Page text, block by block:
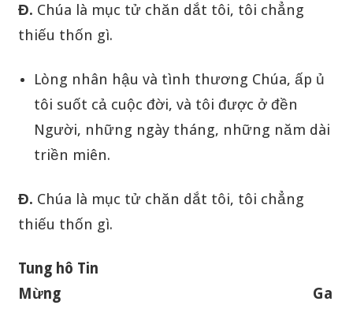
Đ. Chúa là mục tử chăn dắt tôi, tôi chẳng
thiếu thốn gì.
Lòng nhân hậu và tình thương Chúa, ấp ủ
tôi suốt cả cuộc đời, và tôi được ở đền
Người, những ngày tháng, những năm dài
triền miên.
Đ. Chúa là mục tử chăn dắt tôi, tôi chẳng
thiếu thốn gì.
Tung hô Tin
Mừng Ga